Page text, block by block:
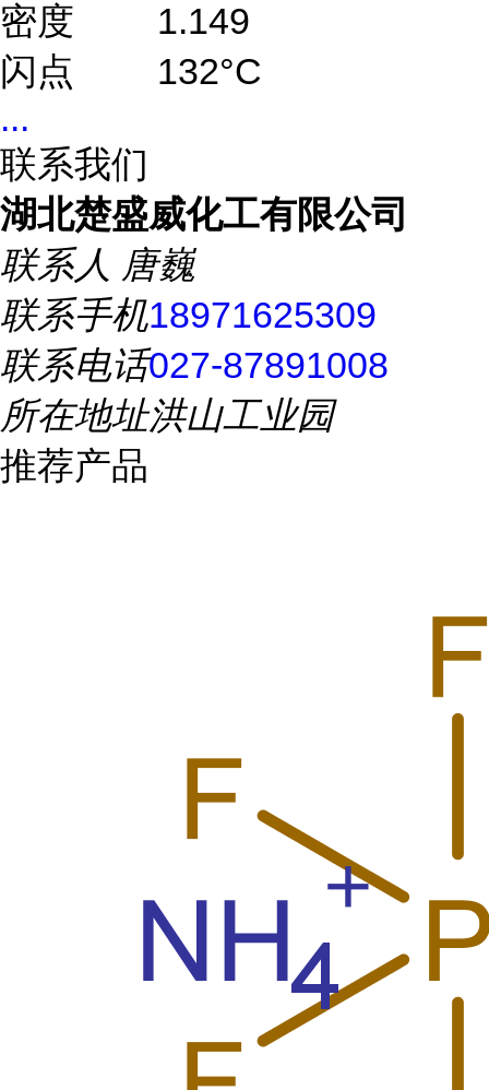
密度
1.149
闪点
132°C
...
联系我们
湖北楚盛威化工有限公司
联系人 唐巍
联系手机18971625309
联系电话027-87891008
所在地址洪山工业园
推荐产品